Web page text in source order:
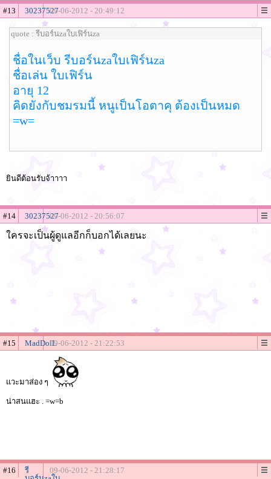
#13 3023752709-06-2012 - 20:49:12
quote : รีบอร์นzaใบเฟิร์นza
ชื่อในเว็บ รีบอร์นzaใบเฟิร์นza
ชื่อเล่น ใบเฟิร์น
อายุ 12
คิดยังกับชมรมนี้ หนูเป็นโอตาคุ ต้องเป็นหมด
=w=
ยินดีต้อนรับจ้าาาา
#14 3023752709-06-2012 - 20:56:07
ใครจะเป็นผู้ดูแลอีกก็บอกได้เลยนะ
#15 MadDolL09-06-2012 - 21:22:53
แวะมาส่อง ๆ
น่าสนแฮะ . =w=b
#16
รี
09-06-2012 - 21:28:17